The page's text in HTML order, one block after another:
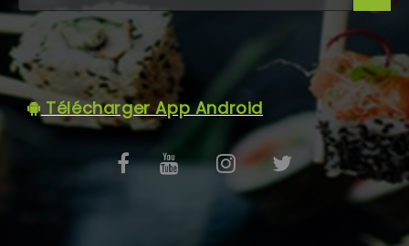
VOS AVIS
MENTIONS LÉGALES
C.G.V
Télécharger App Android